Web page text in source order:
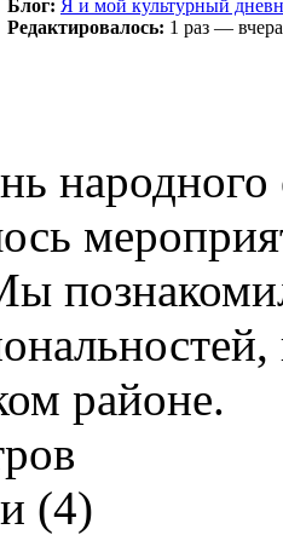
Блог: Я и мой культурный
Редактировалось: 1 раз —
районе.
(4)